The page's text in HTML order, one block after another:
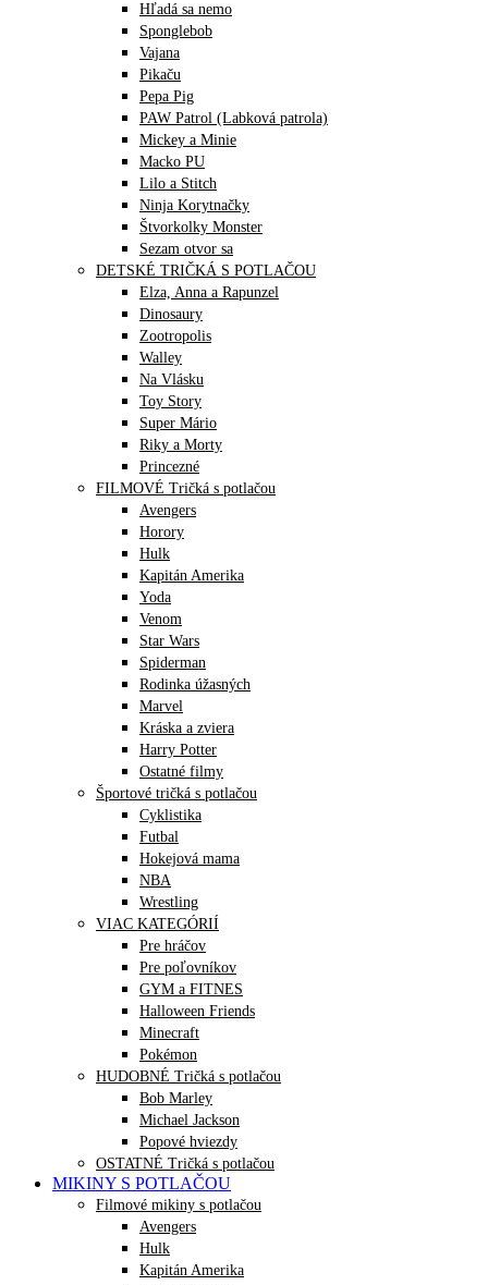
Hľadá sa nemo
Sponglebob
Vajana
Pikaču
Pepa Pig
PAW Patrol (Labková patrola)
Mickey a Minie
Macko PU
Lilo a Stitch
Ninja Korytnačky
Štvorkolky Monster
Sezam otvor sa
DETSKÉ TRIČKÁ S POTLAČOU
Elza, Anna a Rapunzel
Dinosaury
Zootropolis
Walley
Na Vlásku
Toy Story
Super Mário
Riky a Morty
Princezné
FILMOVÉ Tričká s potlačou
Avengers
Horory
Hulk
Kapitán Amerika
Yoda
Venom
Star Wars
Spiderman
Rodinka úžasných
Marvel
Kráska a zviera
Harry Potter
Ostatné filmy
Športové tričká s potlačou
Cyklistika
Futbal
Hokejová mama
NBA
Wrestling
VIAC KATEGÓRIÍ
Pre hráčov
Pre poľovníkov
GYM a FITNES
Halloween Friends
Minecraft
Pokémon
HUDOBNÉ Tričká s potlačou
Bob Marley
Michael Jackson
Popové hviezdy
OSTATNÉ Tričká s potlačou
MIKINY S POTLAČOU
Filmové mikiny s potlačou
Avengers
Hulk
Kapitán Amerika